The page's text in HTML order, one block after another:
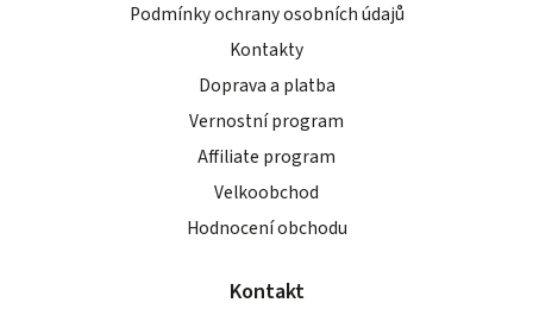
Podmínky ochrany osobních údajů
Kontakty
Doprava a platba
Vernostní program
Affiliate program
Velkoobchod
Hodnocení obchodu
Kontakt